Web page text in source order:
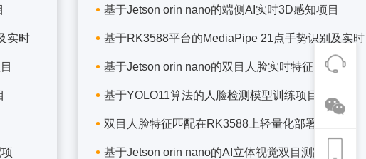
实时
基于Jetson orin nano的端侧AI实时3D感知项目
基于RK3588平台的MediaPipe 21点手势识别及实时
基于Jetson orin nano的双目人脸实时特征匹配项
基于YOLO11算法的人脸检测模型训练项目
双目人脸特征匹配在RK3588上轻量化部署项目
基于Jetson orin nano的AI立体视觉双目测距项目